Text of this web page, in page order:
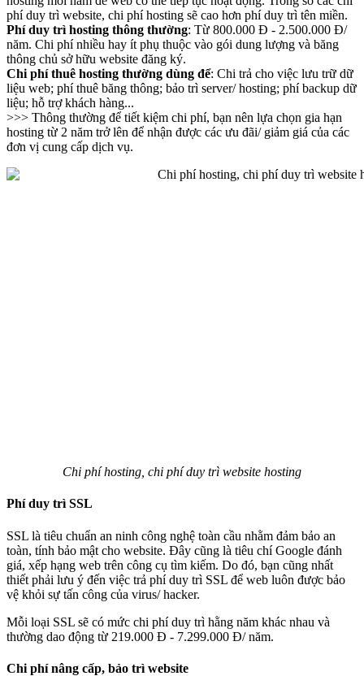
phí duy trì website, chi phí hosting sẽ cao hơn phí duy trì tên miền.
Phí duy trì hosting thông thường: Từ 800.000 Đ - 2.500.000 Đ/
năm. Chi phí nhiều hay ít phụ thuộc vào gói dung lượng và băng
thông chủ sở hữu website đăng ký.
Chi phí thuê hosting thường dùng để: Chi trả cho việc lưu trữ dữ
liệu web; phí thuê băng thông; bảo trì server/ hosting; phí backup dữ
liệu; hỗ trợ khách hàng...
>>> Thông thường để tiết kiệm chi phí, bạn nên lựa chọn gia hạn
hosting từ 2 năm trở lên để nhận được các ưu đãi/ giảm giá của các
đơn vị cung cấp dịch vụ.
Chi phí hosting, chi phí duy trì website hosting
Phí duy trì SSL
SSL là tiêu chuẩn an ninh công nghệ toàn cầu nhằm đảm bảo an
toàn, tính bảo mật cho website. Đây cũng là tiêu chí Google đánh
giá, xếp hạng web trên công cụ tìm kiếm. Do đó, bạn cũng nhất
thiết phải lưu ý đến việc trả phí duy trì SSL để web luôn được bảo
vệ khỏi sự tấn công của virus/ hacker.
Mỗi loại SSL sẽ có mức chi phí duy trì hằng năm khác nhau và
thường dao động từ 219.000 Đ - 7.299.000 Đ/ năm.
Chi phí nâng cấp, bảo trì website